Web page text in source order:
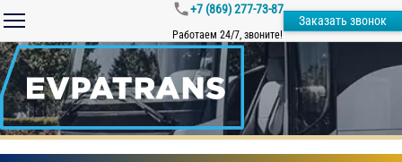
+7 (869) 277-73-87
Работаем 24/7, звоните!
Заказать звонок